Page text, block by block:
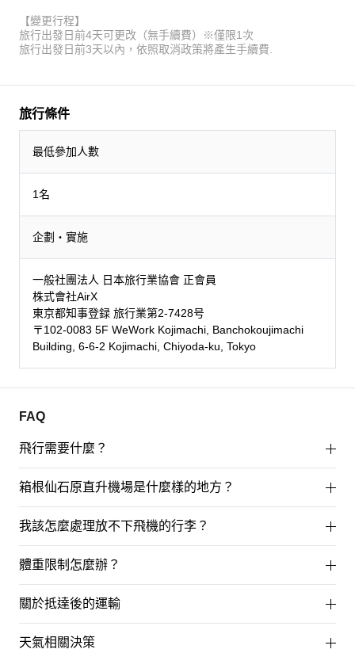
【變更行程】
旅行出發日前4天可更改（無手續費）※僅限1次
旅行出發日前3天以內，依照取消政策將產生手續費.
旅行條件
最低參加人數
1名
企劃・實施
一般社團法人 日本旅行業協會 正會員
株式會社AirX
東京都知事登録 旅行業第2-7428号
〒102-0083 5F WeWork Kojimachi, Banchokoujimachi
Building, 6-6-2 Kojimachi, Chiyoda-ku, Tokyo
FAQ
飛行需要什麼？
箱根仙石原直升機場是什麼樣的地方？
我該怎麼處理放不下飛機的行李？
體重限制怎麼辦？
關於抵達後的運輸
天氣相關決策